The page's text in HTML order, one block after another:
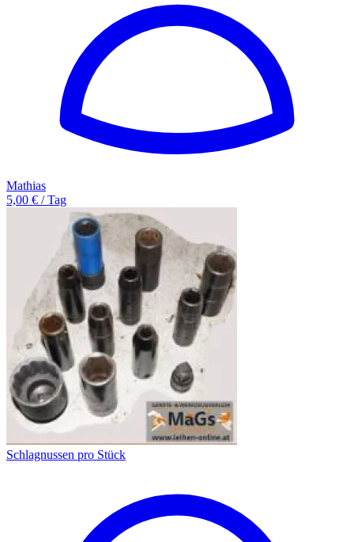
Mathias
5,00 € / Tag
Schlagnussen pro Stück